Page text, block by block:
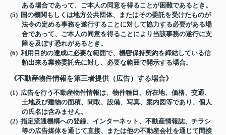
ある場合であって、ご本人の同意を得ることが困難であるとき。
(5) 国の機関もしくは地方公共団体、またはその委託を受けたものが
法令の定める事務を遂行することに対して協力する必要がある場
合であって、ご本人の同意を得ることにより当該事務の遂行に支
障を及ぼす恐れがあるとき。
(6) 利用目的の達成に必要な範囲で、機密保持契約を締結している信
頼出来る業務委託先に対し、必要な範囲で開示する場合。
《不動産物件情報を第三者提供（広告）する場合》
(1) 広告を行う不動産物件情報は、物件種目、所在地、価格、交通、
土地及び建物の面積、間取、設備、写真、案内図等であり、個人
の氏名は含みません。
(2) 指定流通機構への登録、インターネット、不動産情報誌、チラシ
等の広告媒体を通じて直接、または他の不動産会社を通じて間接